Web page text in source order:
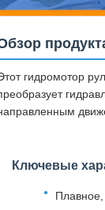
гидромотор
Ключевые